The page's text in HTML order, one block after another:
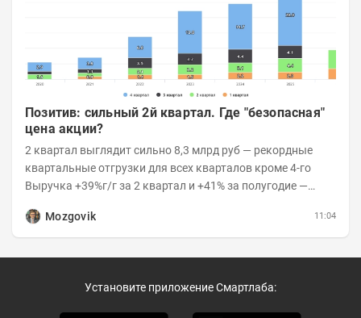
Позитив: сильный 2й квартал. Где "безопасная"
цена акции?
2 квартал выглядит сильно 8,3 млрд руб — рекордные
квартальные отгрузки для всех кварталов кроме 4-го
Выручка +39%г/г за 2 квартал и +41% за полугодие —
Mozgovik
11:04
Установите приложение Смартлаба: